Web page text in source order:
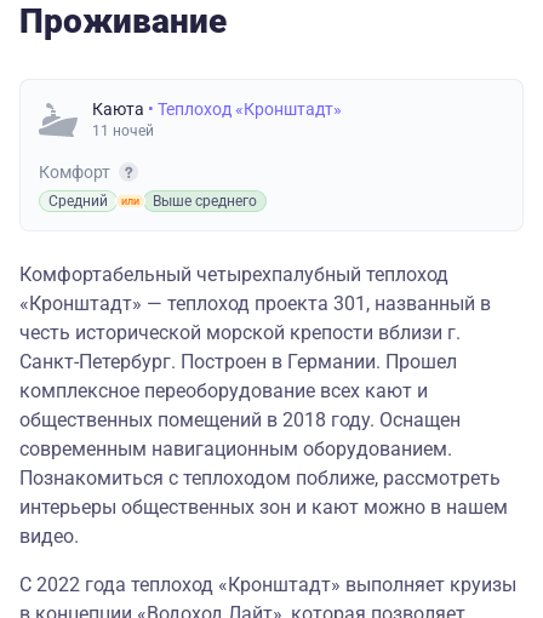
Проживание
Каюта • Теплоход «Кронштадт»
11 ночей
Комфорт
Средний Выше среднего
Комфортабельный четырехпалубный теплоход
«Кронштадт» — теплоход проекта 301, названный в
честь исторической морской крепости вблизи г.
Санкт-Петербург. Построен в Германии. Прошел
комплексное переоборудование всех кают и
общественных помещений в 2018 году. Оснащен
современным навигационным оборудованием.
Познакомиться с теплоходом поближе, рассмотреть
интерьеры общественных зон и кают можно в нашем
видео.
С 2022 года теплоход «Кронштадт» выполняет круизы